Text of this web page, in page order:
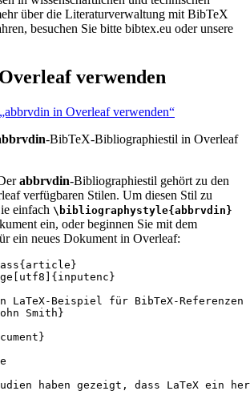
über die Literaturverwaltung mit BibTeX
besuchen Sie bitte bibtex.eu oder unsere
verwenden
in Overleaf verwenden“
-BibTeX-Bibliographiestil in Overleaf
abbrvdin-Bibliographiestil gehört zu den
verfügbaren Stilen. Um diesen Stil zu
einfach \bibliographystyle{abbrvdin}
ein, oder beginnen Sie mit dem
ein neues Dokument in Overleaf:
{ article }
utf8 ]{ inputenc }
LaTeX-Beispiel für BibTeX-
Smith}
}
haben gezeigt, dass LaTeX ein